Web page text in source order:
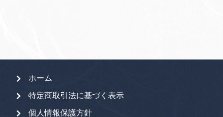
ホーム
特定商取引法に基づく表示
個人情報保護方針